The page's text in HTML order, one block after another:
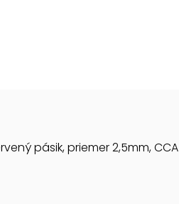
pásik, priemer 2,5mm, CCA